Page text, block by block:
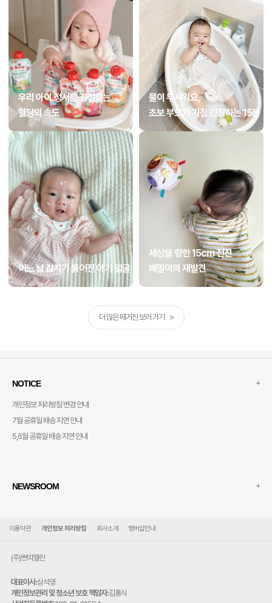
우리 아이 정서를 결정하는
혈당의 속도
물이 무서워요,
초보 부모가 가장 긴장하는 15분
어느 날 갑자기 붉어진 아기 얼굴
세상을 향한 15cm 전진
배밀이의 재발견
더 많은 매거진 보러 가기 >
NOTICE
개인정보 처리방침 변경 안내
7월 공휴일 배송 지연 안내
5,6월 공휴일 배송 지연 안내
+
NEWSROOM +
이용약관 개인정보 처리방침 회사소개 멤버십안내
(주)쁘띠엘린
대표이사:심석영
개인정보관리 및 청소년 보호 책임자:김홍식